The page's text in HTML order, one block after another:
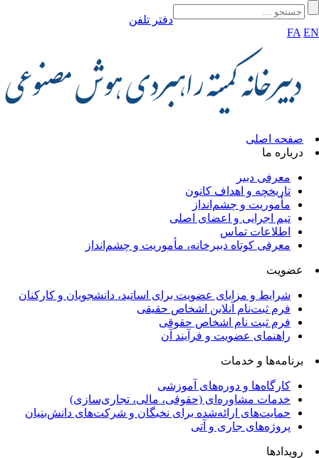
دفتر تلفن
FA
صفحه اصلی
درباره ما
معرفی دبیر
تاریخچه و اهداف کانون
مأموریت و چشم‌انداز
تیم اجرایی و اعضای اصلی
اطلاعات تماس
معرفی کوتاه دبیرخانه، مأموریت و چشم‌انداز
عضویت
شرایط و مزایای عضویت برای اساتید، دانشجویان و کارکنان
فرم ثبت‌نام آنلاین اشخاص حقیقی
فرم ثبت نام اشخاص حقوقی
راهنمای عضویت و فرآیند آن
برنامه‌ها و خدمات
کارگاه‌ها و دوره‌های آموزشی
خدمات مشاوره‌ای (حقوقی، مالی، تجاری‌سازی)
حمایت‌های ارائه‌شده برای نخبگان و شرکت‌های دانش‌بنیان
پروژه‌های جاری و آتی
رویدادها